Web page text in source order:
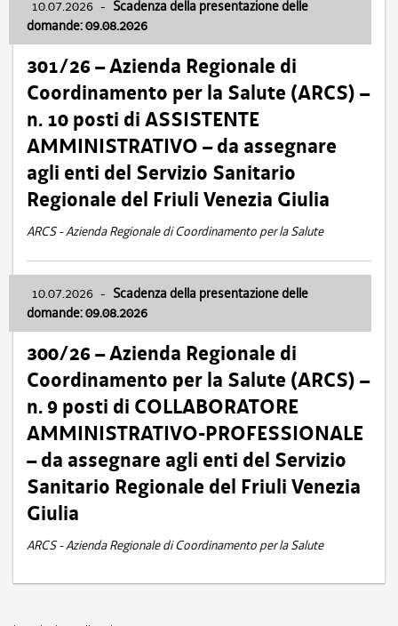
10.07.2026 - Scadenza della presentazione delle
domande: 09.08.2026
301/26 – Azienda Regionale di
Coordinamento per la Salute (ARCS) –
n. 10 posti di ASSISTENTE
AMMINISTRATIVO – da assegnare
agli enti del Servizio Sanitario
Regionale del Friuli Venezia Giulia
ARCS - Azienda Regionale di Coordinamento per la Salute
10.07.2026 - Scadenza della presentazione delle
domande: 09.08.2026
300/26 – Azienda Regionale di
Coordinamento per la Salute (ARCS) –
n. 9 posti di COLLABORATORE
AMMINISTRATIVO-PROFESSIONALE
– da assegnare agli enti del Servizio
Sanitario Regionale del Friuli Venezia
Giulia
ARCS - Azienda Regionale di Coordinamento per la Salute